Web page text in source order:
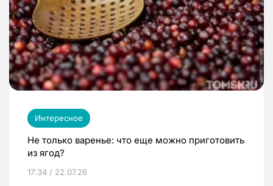
Интересное
Не только варенье: что еще можно приготовить
из ягод?
17:34 / 22.07.26